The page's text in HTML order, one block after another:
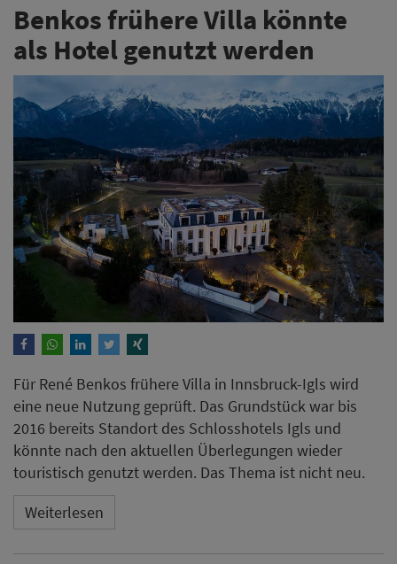
Benkos frühere Villa könnte
als Hotel genutzt werden
Für René Benkos frühere Villa in Innsbruck-Igls wird
eine neue Nutzung geprüft. Das Grundstück war bis
2016 bereits Standort des Schlosshotels Igls und
könnte nach den aktuellen Überlegungen wieder
touristisch genutzt werden. Das Thema ist nicht neu.
Weiterlesen